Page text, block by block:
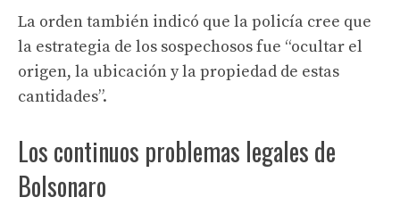
La orden también indicó que la policía cree que
la estrategia de los sospechosos fue “ocultar el
origen, la ubicación y la propiedad de estas
cantidades”.
Los continuos problemas legales de
Bolsonaro